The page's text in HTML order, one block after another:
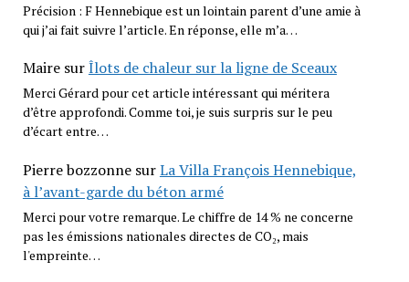
Précision : F Hennebique est un lointain parent d’une amie à
qui j’ai fait suivre l’article. En réponse, elle m’a…
MairesurÎlots de chaleur sur la ligne de Sceaux
Merci Gérard pour cet article intéressant qui méritera
d’être approfondi. Comme toi, je suis surpris sur le peu
d’écart entre…
Pierre bozzonnesurLa Villa François Hennebique,
à l’avant-garde du béton armé
Merci pour votre remarque. Le chiffre de 14 % ne concerne
pas les émissions nationales directes de CO₂, mais
l'empreinte…